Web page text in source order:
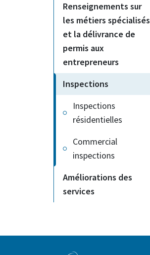
Renseignements sur
les métiers spécialisés
et la délivrance de
permis aux
entrepreneurs
Inspections
Inspections
résidentielles
Commercial
inspections
Améliorations des
services